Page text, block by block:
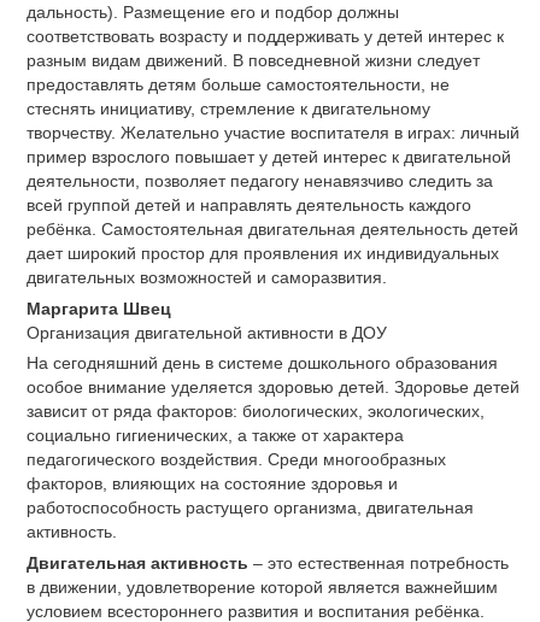
дальность). Размещение его и подбор должны
соответствовать возрасту и поддерживать у детей интерес к
разным видам движений. В повседневной жизни следует
предоставлять детям больше самостоятельности, не
стеснять инициативу, стремление к двигательному
творчеству. Желательно участие воспитателя в играх: личный
пример взрослого повышает у детей интерес к двигательной
деятельности, позволяет педагогу ненавязчиво следить за
всей группой детей и направлять деятельность каждого
ребёнка. Самостоятельная двигательная деятельность детей
дает широкий простор для проявления их индивидуальных
двигательных возможностей и саморазвития.
Маргарита Швец
Организация двигательной активности в ДОУ
На сегодняшний день в системе дошкольного образования
особое внимание уделяется здоровью детей. Здоровье детей
зависит от ряда факторов: биологических, экологических,
социально гигиенических, а также от характера
педагогического воздействия. Среди многообразных
факторов, влияющих на состояние здоровья и
работоспособность растущего организма, двигательная
активность.
Двигательная активность – это естественная потребность
в движении, удовлетворение которой является важнейшим
условием всестороннего развития и воспитания ребёнка.